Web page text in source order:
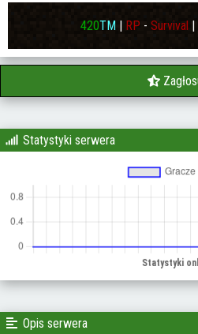
420TM | RP - Survival |
Statystyki serwera
Opis serwera